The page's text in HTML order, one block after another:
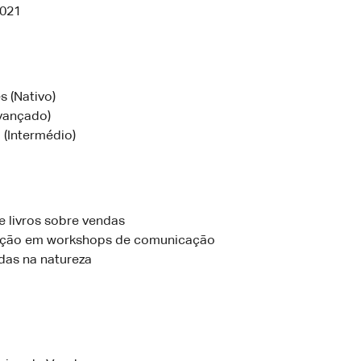
(Nativo)
(Intermédio)
livros sobre vendas
em workshops de comunicação
na natureza